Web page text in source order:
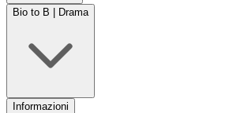
Bio to B | Drama
Informazioni